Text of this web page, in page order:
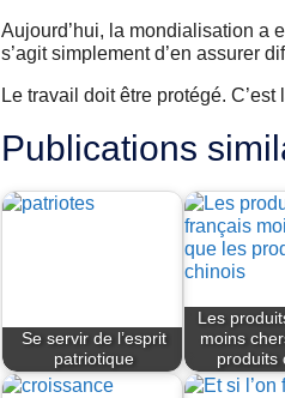
Aujourd’hui, la mondialisation a
s’agit simplement d’en assurer
Le travail doit être protégé.
Publications
Se servir de l’esprit
patriotique
Les
moins
produits